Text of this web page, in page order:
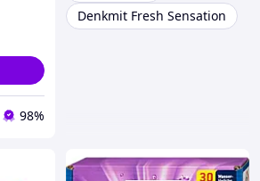
98%
Denkmit Fresh Sensation